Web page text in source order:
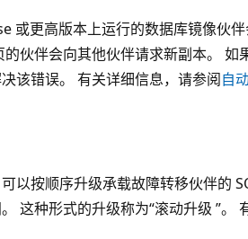
或更高版本上运行的数据库镜像伙
伙伴会向其他伙伴请求新副本。 如
该错误。 有关详细信息，请参阅自
以按顺序升级承载故障转移伙伴的
这种形式的升级称为“滚动升级 ”。